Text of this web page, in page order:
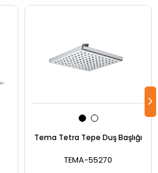
Tema Tetra Tepe Duş Başlığı
TEMA-55270